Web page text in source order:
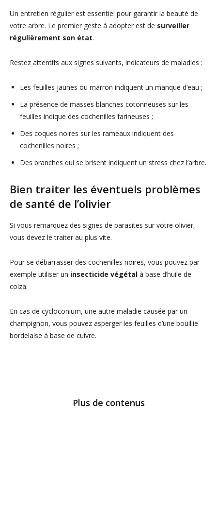
Un entretien régulier est essentiel pour garantir la beauté de
votre arbre. Le premier geste à adopter est de surveiller
régulièrement son état.
Restez attentifs aux signes suivants, indicateurs de maladies :
Les feuilles jaunes ou marron indiquent un manque d’eau ;
La présence de masses blanches cotonneuses sur les
feuilles indique des cochenilles farineuses ;
Des coques noires sur les rameaux indiquent des
cochenilles noires ;
Des branches qui se brisent indiquent un stress chez l’arbre.
Bien traiter les éventuels problèmes
de santé de l’olivier
Si vous remarquez des signes de parasites sur votre olivier,
vous devez le traiter au plus vite.
Pour se débarrasser des cochenilles noires, vous pouvez par
exemple utiliser un insecticide végétal à base d’huile de
colza.
En cas de cycloconium, une autre maladie causée par un
champignon, vous pouvez asperger les feuilles d’une bouillie
bordelaise à base de cuivre.
Plus de contenus